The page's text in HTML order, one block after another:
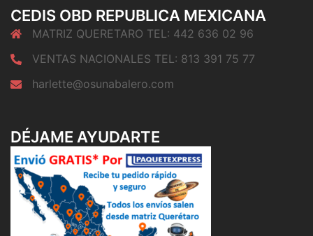
CEDIS OBD REPUBLICA MEXICANA
MATRIZ QUERETARO TEL: 442 636 02 96
VENTAS NACIONALES TEL: 813 391 75 77
harlette@osunabalero.com
DÉJAME AYUDARTE